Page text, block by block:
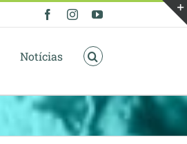
FacebookInstagramYouTube
Notícias